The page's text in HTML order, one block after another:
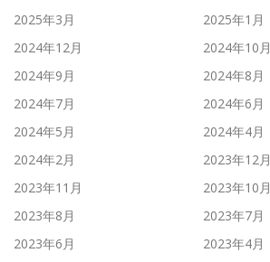
2025年3月
2025年1月
2024年12月
2024年10月
2024年9月
2024年8月
2024年7月
2024年6月
2024年5月
2024年4月
2024年2月
2023年12月
2023年11月
2023年10月
2023年8月
2023年7月
2023年6月
2023年4月